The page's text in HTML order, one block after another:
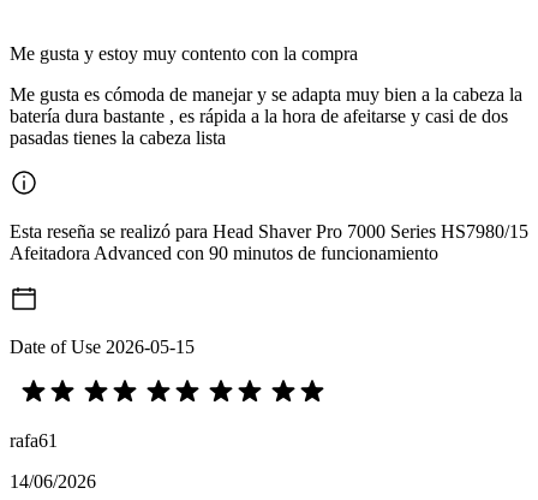
Me gusta y estoy muy contento con la compra
Me gusta es cómoda de manejar y se adapta muy bien a la cabeza la
batería dura bastante , es rápida a la hora de afeitarse y casi de dos
pasadas tienes la cabeza lista
Esta reseña se realizó para Head Shaver Pro 7000 Series HS7980/15
Afeitadora Advanced con 90 minutos de funcionamiento
Date of Use 2026-05-15
rafa61
14/06/2026